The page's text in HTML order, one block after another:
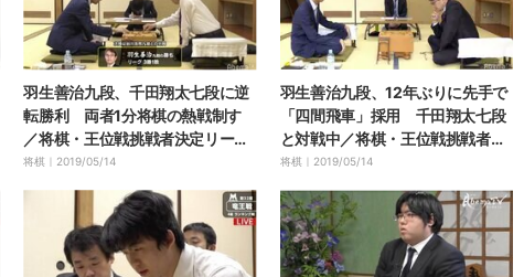
羽生善治九段、千田翔太七段に逆
転勝利 両者1分将棋の熱戦制す
／将棋・王位戦挑戦者決定リーグ
白組
将棋｜ 2019/05/14
羽生善治九段、12年ぶりに先手で
「四間飛車」採用 千田翔太七段
と対戦中／将棋・王位戦挑戦者決
定リーグ白組
将棋｜ 2019/05/14